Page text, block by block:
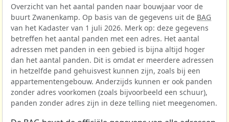
Overzicht van het aantal panden naar bouwjaar voor de
buurt Zwanenkamp. Op basis van de gegevens uit de BAG
van het Kadaster van 1 juli 2026. Merk op: deze gegevens
betreffen het aantal panden met een adres. Het aantal
adressen met panden in een gebied is bijna altijd hoger
dan het aantal panden. Dit is omdat er meerdere adressen
in hetzelfde pand gehuisvest kunnen zijn, zoals bij een
appartementengebouw. Anderzijds kunnen er ook panden
zonder adres voorkomen (zoals bijvoorbeeld een schuur),
panden zonder adres zijn in deze telling niet meegenomen.